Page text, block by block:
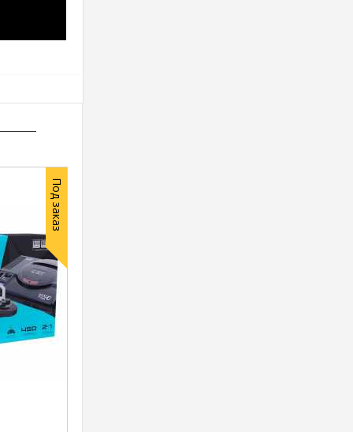
Под заказ